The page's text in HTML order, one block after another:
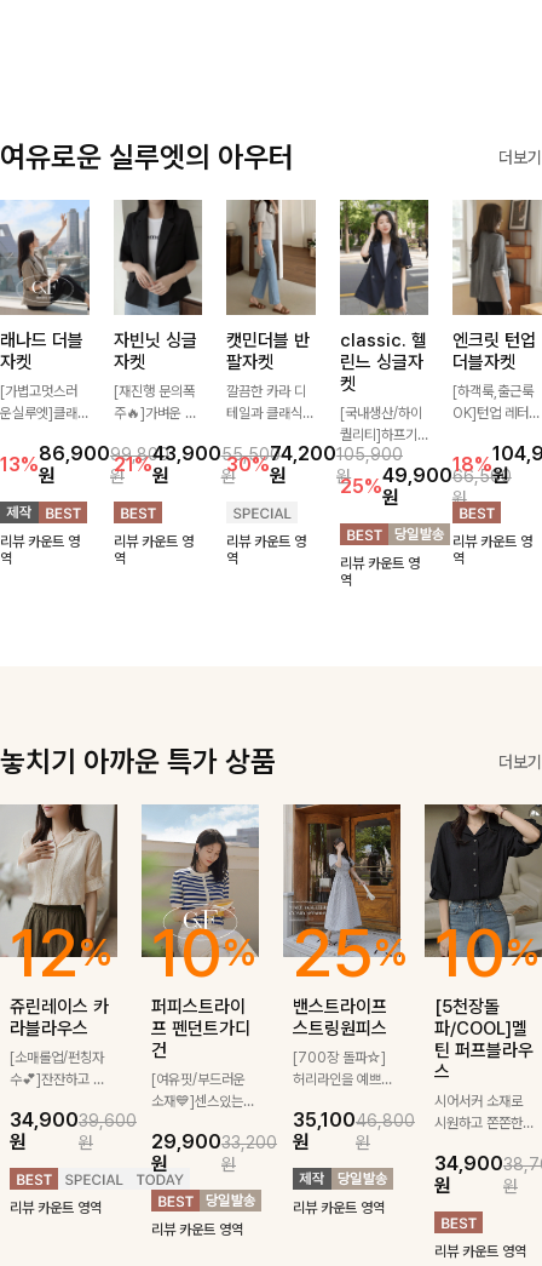
여유로운 실루엣의 아우터 더보기
래나드 더블
자켓
[가볍고멋스러
운실루엣]클래
하게 걸치기 좋
은 반팔 자켓-자
주 입게 될 깔끔
한 핏은 물론, 쾌
적함도 챙겨드려
요 :)
13%86,900
원
99,800
원
리뷰 카운트 영
역
자빈닛 싱글
자켓
[재진행 문의폭
주🔥]가벼운 소
기만 해도 캐주
얼한 무드를 만
들어주며 반팔
디자인으로 더운
날에도 편안하게
착용 가능한 반
21%43,900
원
55,500
원
리뷰 카운트 영
역
캣민더블 반
팔자켓
깔끔한 카라 디
테일과 클래식한
인으로 세련된
무드를 완성한
볍게 걸쳐주기만
해도 멋스럽게
스타일링돼요
30%74,200
원
105,900
원
리뷰 카운트 영
역
classic. 헬
린느 싱글자
켓
[국내생산/하이
퀄리티]하프기
장의 부담스럽지
않은 기장으로
클래식이 주는
멋!스탠다드한
핏이 멋스러운,
쾌적하면서 세련
된 무드의 썸머
25%49,900
원
66,500
원
리뷰 카운트 영
역
엔크릿 턴업
더블자켓
[하객룩,출근룩
OK]턴업 레터링
있게 완성된 썸
머 자켓, 더블버
튼 디자인으로
깔끔하고 세련된
무드가 느껴져요
🩶 가볍고 시원
18%원
리뷰 카운트 영
역
놓치기 아까운 특가 상품 더보기
12%
쥬린레이스 카
라블라우스
[소매롤업/펀칭자
수💕]잔잔하고 고
테일이 사랑스러운
블라우스-페미닌
하면서 여리한 무
드로 즐겨지는
ITEM
34,900
원
39,600
원
리뷰 카운트 영역
10%
퍼피스트라이
프 펜던트가디
건
[여유핏/부드러운
소재💙]센스있는
귀여운 퍼피 펜던
트로 포인트를 선
사하는 니트 가디
건을 소개할게요 :)
29,900
원
33,200
원
리뷰 카운트 영역
25%
밴스트라이프
스트링원피스
[700장 돌파☆]
허리라인을 예쁘게
깔끔한 스트라이프
패턴에 링클프리!
💙플레어지는 롱한
기장감까지 완벽한
데일리 원피스:B
35,100
원
46,800
원
리뷰 카운트 영역
10%
[5천장돌
파/COOL]멜
틴 퍼프블라우
스
시어서커 소재로
시원하고 쫀쫀한
편안하게 입혀질
블라우스- 단정한
카라와 풍성한 퍼
프 소매로 여성스
러움을 더했어요 :)
34,900
원
원
리뷰 카운트 영역